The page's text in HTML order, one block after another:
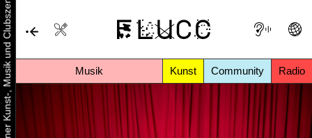
Musik Kunst Community Radio